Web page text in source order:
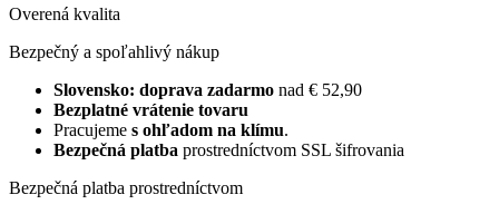
Overená kvalita
Bezpečný a spoľahlivý nákup
Slovensko: doprava zadarmo nad € 52,90
Bezplatné vrátenie tovaru
Pracujeme s ohľadom na klímu.
Bezpečná platba prostredníctvom SSL šifrovania
Bezpečná platba prostredníctvom